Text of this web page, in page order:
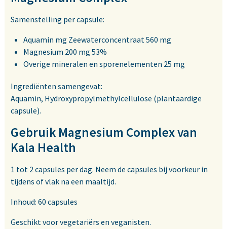
Samenstelling per capsule:
Aquamin mg Zeewaterconcentraat 560 mg
Magnesium 200 mg 53%
Overige mineralen en sporenelementen 25 mg
Ingrediënten samengevat:
Aquamin, Hydroxypropylmethylcellulose (plantaardige
capsule).
Gebruik Magnesium Complex van
Kala Health
1 tot 2 capsules per dag. Neem de capsules bij voorkeur in
tijdens of vlak na een maaltijd.
Inhoud: 60 capsules
Geschikt voor vegetariërs en veganisten.